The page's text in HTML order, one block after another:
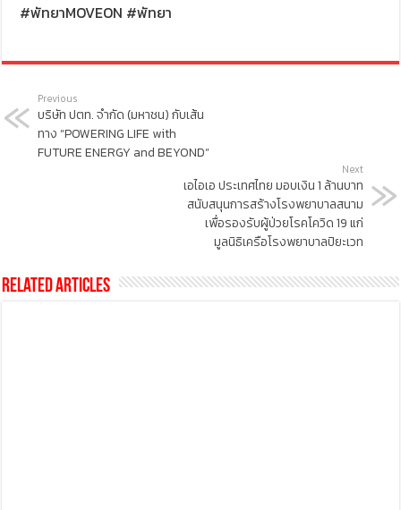
#พัทยาMOVEON #พัทยา
Previous
บริษัท ปตท. จำกัด (มหาชน) กับเส้น
ทาง “POWERING LIFE with
FUTURE ENERGY and BEYOND”
Next
เอไอเอ ประเทศไทย มอบเงิน 1 ล้านบาท
สนับสนุนการสร้างโรงพยาบาลสนาม
เพื่อรองรับผู้ป่วยโรคโควิด 19 แก่
มูลนิธิเครือโรงพยาบาลปิยะเวท
Related Articles